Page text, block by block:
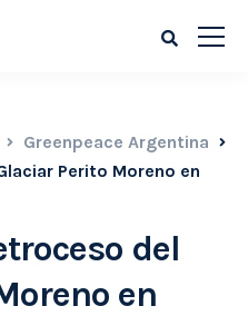
Greenpeace Argentina
Perito Moreno en
del
en